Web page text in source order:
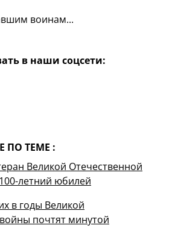
воинам...
в наши соцсети:
ПО ТЕМЕ :
Великой Отечественной
летний юбилей
в годы Великой
почтят минутой